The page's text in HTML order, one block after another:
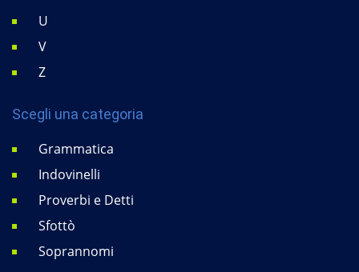
U
V
Z
Scegli una categoria
Grammatica
Indovinelli
Proverbi e Detti
Sfottò
Soprannomi